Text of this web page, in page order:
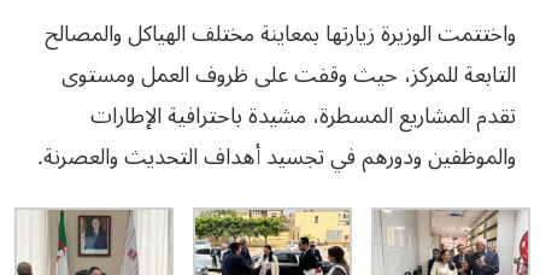
واختتمت الوزيرة زيارتها بمعاينة مختلف الهياكل والمصالح
التابعة للمركز، حيث وقفت على ظروف العمل ومستوى
تقدم المشاريع المسطرة، مشيدة باحترافية الإطارات
والموظفين ودورهم في تجسيد أهداف التحديث والعصرنة.